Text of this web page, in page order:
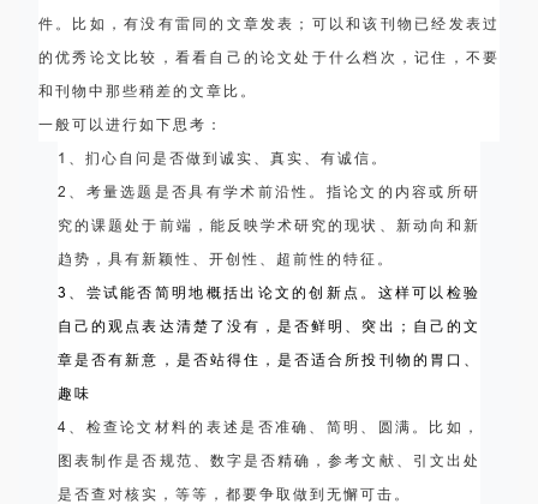
件。比如，有没有雷同的文章发表；可以和该刊物已经发表过
的优秀论文比较，看看自己的论文处于什么档次，记住，不要
和刊物中那些稍差的文章比。
一般可以进行如下思考：
1、扪心自问是否做到诚实、真实、有诚信。
2、考量选题是否具有学术前沿性。指论文的内容或所研
究的课题处于前端，能反映学术研究的现状、新动向和新
趋势，具有新颖性、开创性、超前性的特征。
3、尝试能否简明地概括出论文的创新点。这样可以检验
自己的观点表达清楚了没有，是否鲜明、突出；自己的文
章是否有新意，是否站得住，是否适合所投刊物的胃口、
趣味
4、检查论文材料的表述是否准确、简明、圆满。比如，
图表制作是否规范、数字是否精确，参考文献、引文出处
是否查对核实，等等，都要争取做到无懈可击。